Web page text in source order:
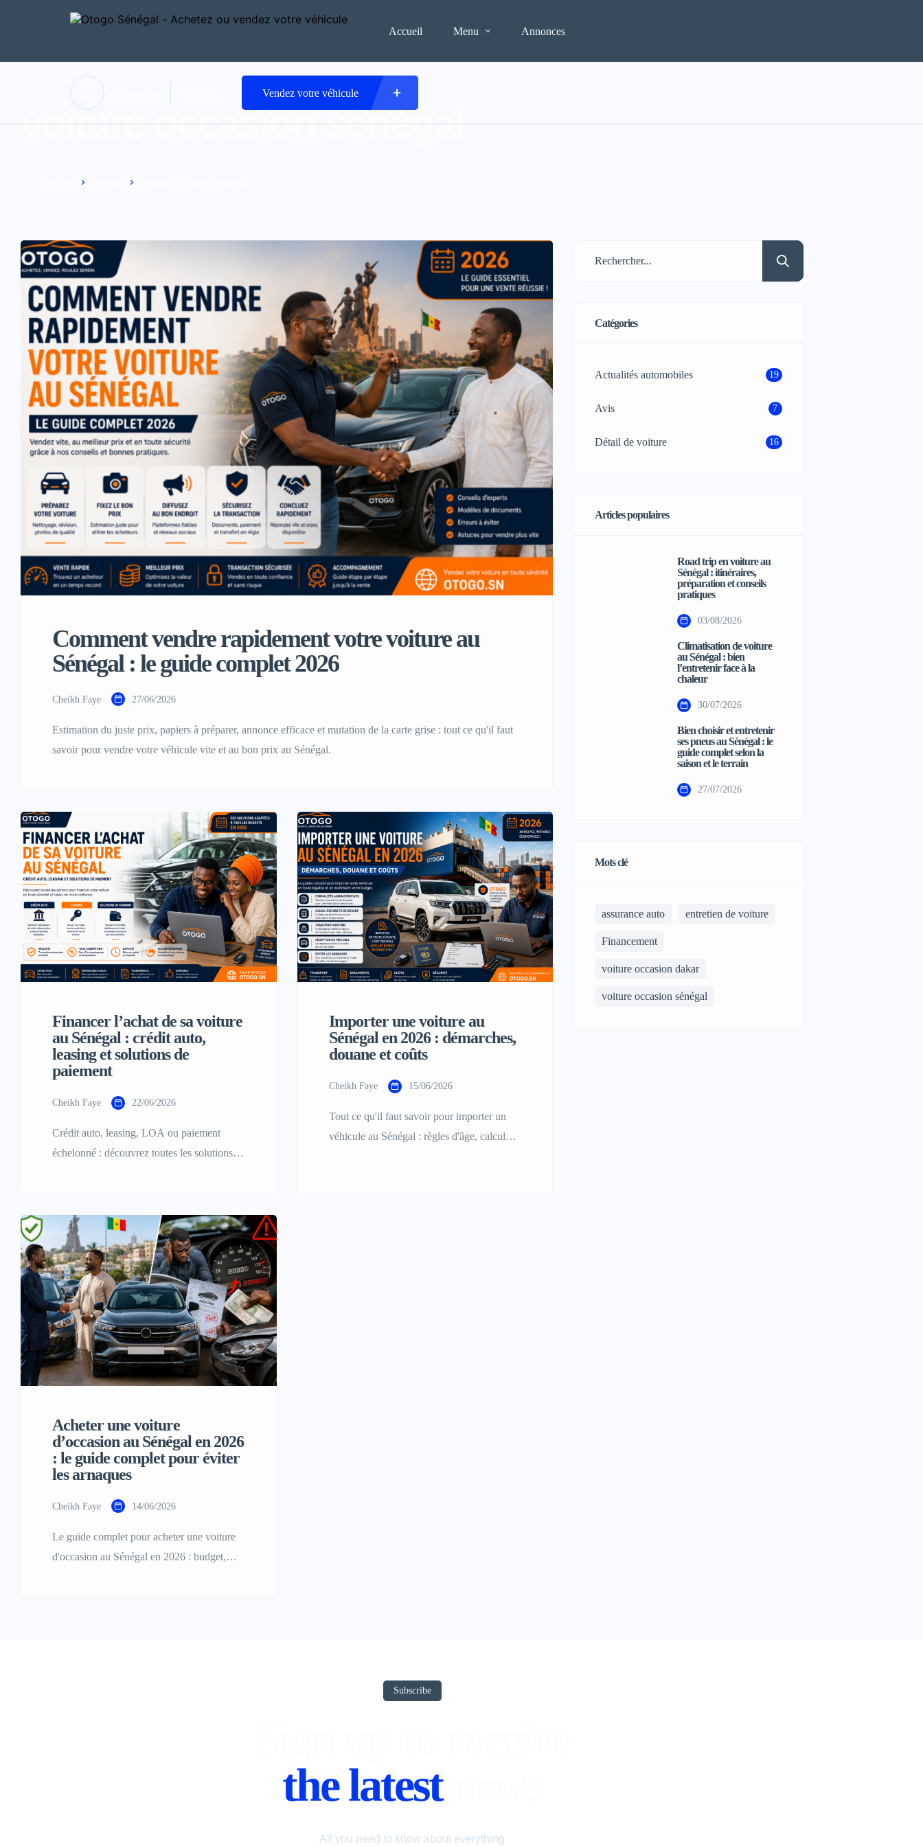
Accueil Menu Annonces
Vendez votre véhicule
voiture occasion sénégal
Comment vendre rapidement votre voiture au
Sénégal : le guide complet 2026
Cheikh Faye 27/06/2026
Estimation du juste prix, papiers à préparer, annonce efficace et mutation de la carte grise : tout ce qu'il faut
savoir pour vendre votre véhicule vite et au bon prix au Sénégal.
Financer l’achat de sa voiture
au Sénégal : crédit auto,
leasing et solutions de
paiement
Cheikh Faye 22/06/2026
Crédit auto, leasing, LOA ou paiement
échelonné : découvrez toutes les solutions
budget.
Importer une voiture au
Sénégal en 2026 : démarches,
douane et coûts
Cheikh Faye 15/06/2026
Tout ce qu'il faut savoir pour importer un
véhicule au Sénégal : règles d'âge, calcul
Acheter une voiture
d’occasion au Sénégal en 2026
: le guide complet pour éviter
les arnaques
Cheikh Faye 14/06/2026
Le guide complet pour acheter une voiture
d'occasion au Sénégal en 2026 : budget,
Catégories
Actualités automobiles 19
Avis 7
Détail de voiture 16
Articles populaires
Road trip en voiture au
Sénégal : itinéraires,
préparation et conseils
pratiques
03/08/2026
Climatisation de voiture
au Sénégal : bien
l’entretenir face à la
chaleur
30/07/2026
Bien choisir et entretenir
ses pneus au Sénégal : le
guide complet selon la
saison et le terrain
27/07/2026
Mots clé
assurance auto entretien de voiture
Financement
voiture occasion dakar
voiture occasion sénégal
Subscribe
the latestnews
All you need to know about everything